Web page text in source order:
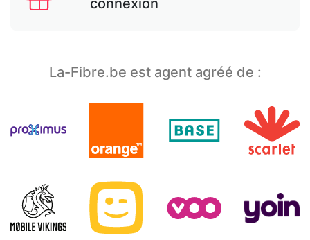
connexion
La-Fibre.be est agent agréé de :